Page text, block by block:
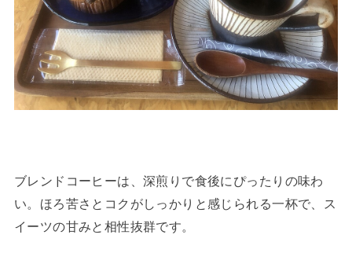
ブレンドコーヒーは、深煎りで食後にぴったりの味わ
い。ほろ苦さとコクがしっかりと感じられる一杯で、ス
イーツの甘みと相性抜群です。